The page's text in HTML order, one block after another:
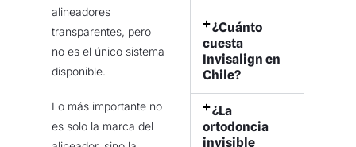
alineadores
transparentes, pero
no es el único sistema
disponible.
Lo más importante no
es solo la marca del
¿Cuánto
cuesta
Invisalign en
Chile?
¿La
ortodoncia
invisible